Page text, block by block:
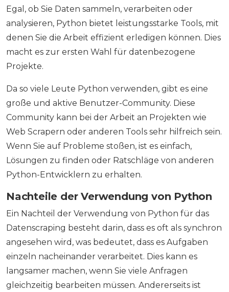
Egal, ob Sie Daten sammeln, verarbeiten oder
analysieren, Python bietet leistungsstarke Tools, mit
denen Sie die Arbeit effizient erledigen können. Dies
macht es zur ersten Wahl für datenbezogene
Projekte.
Da so viele Leute Python verwenden, gibt es eine
große und aktive Benutzer-Community. Diese
Community kann bei der Arbeit an Projekten wie
Web Scrapern oder anderen Tools sehr hilfreich sein.
Wenn Sie auf Probleme stoßen, ist es einfach,
Lösungen zu finden oder Ratschläge von anderen
Python-Entwicklern zu erhalten.
Nachteile der Verwendung von Python
Ein Nachteil der Verwendung von Python für das
Datenscraping besteht darin, dass es oft als synchron
angesehen wird, was bedeutet, dass es Aufgaben
einzeln nacheinander verarbeitet. Dies kann es
langsamer machen, wenn Sie viele Anfragen
gleichzeitig bearbeiten müssen. Andererseits ist